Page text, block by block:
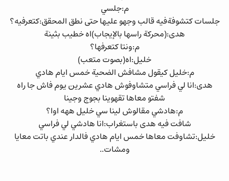
م:جلسي
جلسات كتشوفةفيه قالب وجهو عليها حتى نطق المحقق:كتعرفيه؟
هدى:(محركة راسها بالإيجاب)اه خطيب بثينة
م:ونتا كتعرفها؟
خليل:اه(بصوت متعب)
م:خليل كيقول مشافش الضحية خمس ايام هادي
هدى:انا لي فراسي متشاوفوش هادي عشرين يوم فاش جا راه
شفتو معاها تقهوينا بجوج وجينا
م:هادشي مقالوش لينا سي خليل ههه اوا؟
شافت فيه هدى باستغراب:انا هادشي لي فراسي
خليل:تشاوفت معاها خمس ايام هادي فالدار عندي باتت معايا
ومشات..